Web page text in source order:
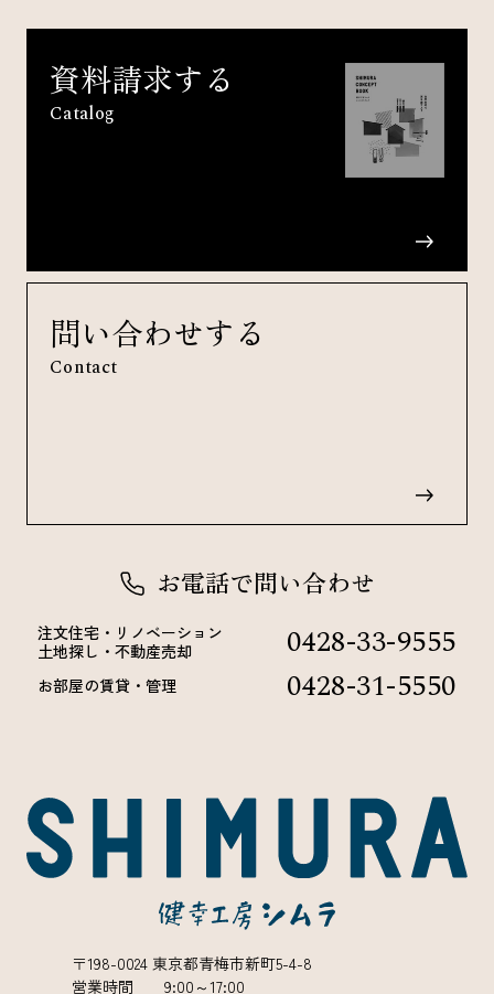
資料請求する
Catalog
問い合わせする
Contact
お電話で問い合わせ
注文住宅・リノベーション
土地探し・不動産売却
0428-33-9555
お部屋の賃貸・管理 0428-31-5550
〒198-0024 東京都青梅市新町5-4-8
営業時間 9:00～17:00